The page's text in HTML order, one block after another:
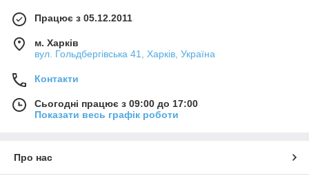
Працює з 05.12.2011
м. Харків
вул. Гольдбергівська 41, Харків, Україна
Контакти
Сьогодні працює з 09:00 до 17:00
Показати весь графік роботи
Про нас